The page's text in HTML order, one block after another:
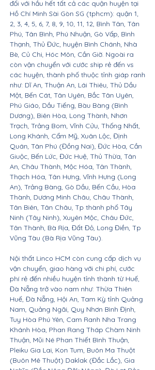
đối với hầu hết tất cả các quận huyện tại
Hồ Chí Minh Sài Gòn SG (tphcm): quận 1,
2, 3, 4, 5, 6, 7, 8, 9, 10, 11, 12, Bình Tân, Tân
Phú, Tân Bình, Phú Nhuận, Gò Vấp, Bình
Thạnh, Thủ Đức, huyện Bình Chánh, Nhà
Bè, Củ Chi, Hóc Môn, Cần Giờ. Ngoài ra
còn vận chuyển với cước ship rẻ đến vs
các huyện, thành phố thuộc tỉnh giáp ranh
như: Dĩ An, Thuận An, Lái Thiêu, Thủ Dầu
Một, Bến Cát, Tân Uyên, Bắc Tân Uyên,
Phú Giáo, Dầu Tiếng, Bàu Bàng (Bình
Dương), Biên Hòa, Long Thành, Nhơn
Trạch, Trảng Bom, Vĩnh Cửu, Thống Nhất,
Long Khánh, Cẩm Mỹ, Xuân Lộc, Định
Quán, Tân Phú (Đồng Nai), Đức Hòa, Cần
Giuộc, Bến Lức, Đức Huệ, Thủ Thừa, Tân
An, Châu Thành, Mộc Hóa, Tân Thành,
Thạch Hóa, Tân Hưng, Vĩnh Hưng (Long
An), Trảng Bàng, Gò Dầu, Bến Cầu, Hòa
Thành, Dương Minh Châu, Châu Thành,
Tân Biên, Tân Châu, Tp thành phố Tây
Ninh (Tây Ninh), Xuyên Mộc, Châu Đức,
Tân Thành, Bà Rịa, Đất Đỏ, Long Điền, Tp
Vũng Tàu (Bà Rịa Vũng Tàu).
Nội thất Linco HCM còn cung cấp dịch vụ
vận chuyển, giao hàng với chi phí, cước
phí rẻ đến nhiều huyện tỉnh thành từ Huế,
Đà Nẵng trở vào nam như: Thừa Thiên
Huế, Đà Nẵng, Hội An, Tam Kỳ tỉnh Quảng
Nam, Quảng Ngãi, Quy Nhơn Bình Định,
Tuy Hòa Phú Yên, Cam Ranh Nha Trang
Khánh Hòa, Phan Rang Tháp Chàm Ninh
Thuận, Mũi Né Phan Thiết Bình Thuận,
Pleiku Gia Lai, Kon Tum, Buôn Ma Thuột
(Buôn Mê Thuột) Daklak (Đắc Lắc), Gia